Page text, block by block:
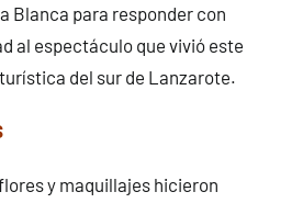
Blanca para responder con
al espectáculo que vivió este
del sur de Lanzarote.
y maquillajes hicieron